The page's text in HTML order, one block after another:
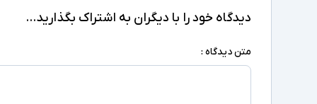
دیدگاه خود را با دیگران به اشتراک بگذارید...
متن دیدگاه :